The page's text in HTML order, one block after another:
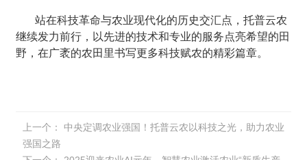
站在科技革命与农业现代化的历史交汇点，托普云农
继续发力前行，以先进的技术和专业的服务点亮希望的田
野，在广袤的农田里书写更多科技赋农的精彩篇章。
上一个：
中央定调农业强国！托普云农以科技之光，助力农业
强国之路